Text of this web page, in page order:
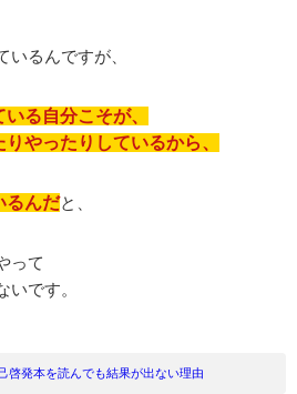
るんですが、
る自分こそが、
やったりしているから、
るんだと、
って
いです。
啓発本を読んでも結果が出ない理由